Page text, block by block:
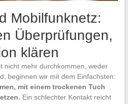
Mobilfunknetz:
Überprüfungen,
klären
nicht mehr durchkommen, weder
beginnen wir mit dem Einfachsten:
mit einem trockenen Tuch
Ein schlechter Kontakt reicht